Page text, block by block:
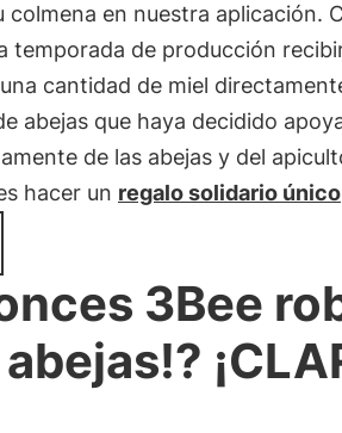
colmena en nuestra aplicación.
temporada de producción
cantidad de miel
abejas que haya decidido
de las abejas y del
hacer un regalo solidario único
3Bee